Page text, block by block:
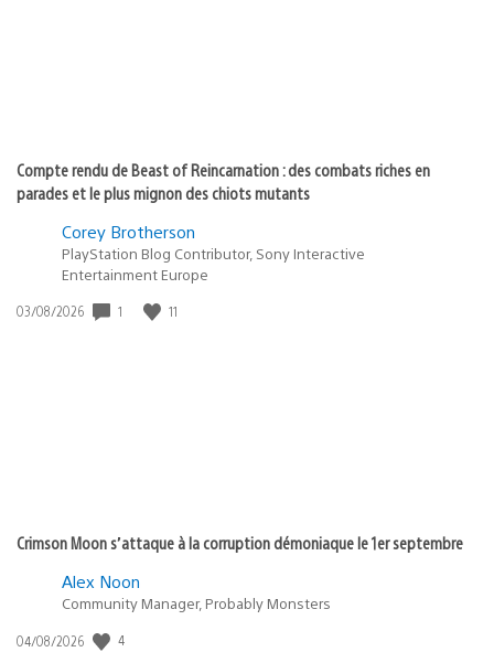
Compte rendu de Beast of Reincarnation : des combats riches en
parades et le plus mignon des chiots mutants
Corey Brotherson
PlayStation Blog Contributor, Sony Interactive
Entertainment Europe
Date
03/08/2026 1 11
Crimson Moon s’attaque à la corruption démoniaque le 1er septembre
Alex Noon
Community Manager, Probably Monsters
Date
04/08/2026 4